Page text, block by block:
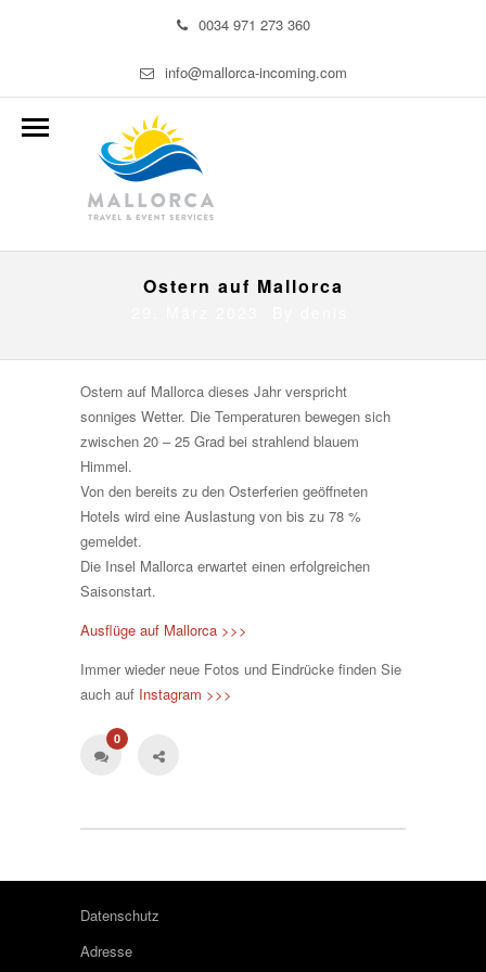
0034 971 273 360
info@mallorca-incoming.com
Ostern auf Mallorca
Ostern auf Mallorca dieses Jahr verspricht
sonniges Wetter. Die Temperaturen bewegen sich
zwischen 20 – 25 Grad bei strahlend blauem
Himmel.
Von den bereits zu den Osterferien geöffneten
Hotels wird eine Auslastung von bis zu 78 %
gemeldet.
Die Insel Mallorca erwartet einen erfolgreichen
Saisonstart.
Ausflüge auf Mallorca >>>
Immer wieder neue Fotos und Eindrücke finden Sie
auch auf Instagram >>>
0
Datenschutz
Adresse